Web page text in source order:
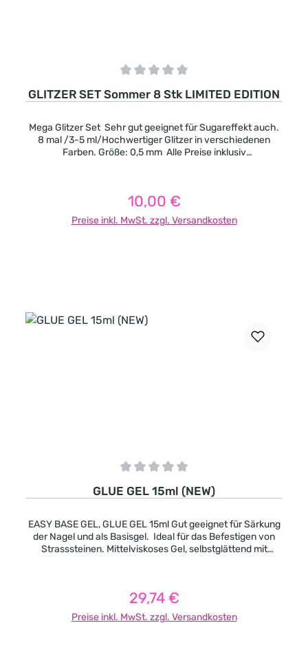
Durchschnittliche Bewertung von 0 von 5 Sternen
GLITZER SET Sommer 8 Stk LIMITED EDITION
Mega Glitzer Set Sehr gut geeignet für Sugareffekt auch.
8 mal /3-5 ml/Hochwertiger Glitzer in verschiedenen
Farben. Größe: 0,5 mm Alle Preise inklusiv
Regulärer Preis:
10,00 €
Preise inkl. MwSt. zzgl. Versandkosten
Durchschnittliche Bewertung von 0 von 5 Sternen
GLUE GEL 15ml (NEW)
EASY BASE GEL, GLUE GEL 15ml Gut geeignet für Särkung
der Nagel und als Basisgel. Ideal für das Befestigen von
Strasssteinen. Mittelviskoses Gel, selbstglättend mit
Regulärer Preis:
29,74 €
Preise inkl. MwSt. zzgl. Versandkosten